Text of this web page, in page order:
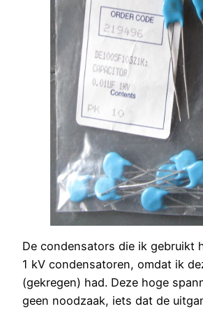
De condensators die ik gebruikt
1 kV condensatoren, omdat ik
(gekregen) had. Deze hoge
geen noodzaak, iets dat de